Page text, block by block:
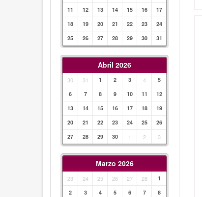
11
12 13 14 15 16
17
18
19 20 21 22 23
24
25
26 27 28 29 30 31
Abril 2026
30 31 1 2 3 4
5
6
7 8 9 10 11
12
13
14 15 16 17 18
19
20
21 22 23 24 25
26
27
28 29 30 1 2 3
Marzo 2026
23 24 25 26 27 28
1
2
3 4 5 6 7
8